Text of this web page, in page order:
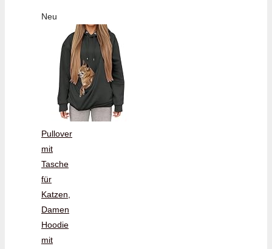
Neu
Pullover
mit
Tasche
für
Katzen,
Damen
Hoodie
mit